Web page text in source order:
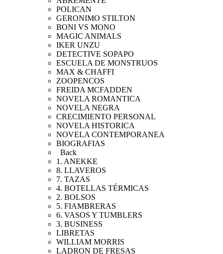
POLICAN
GERONIMO STILTON
BONI VS MONO
MAGIC ANIMALS
IKER UNZU
DETECTIVE SOPAPO
ESCUELA DE MONSTRUOS
MAX & CHAFFI
ZOOPENCOS
FREIDA MCFADDEN
NOVELA ROMANTICA
NOVELA NEGRA
CRECIMIENTO PERSONAL
NOVELA HISTORICA
NOVELA CONTEMPORANEA
BIOGRAFIAS
Back
1. ANEKKE
8. LLAVEROS
7. TAZAS
4. BOTELLAS TÉRMICAS
2. BOLSOS
5. FIAMBRERAS
6. VASOS Y TUMBLERS
3. BUSINESS
LIBRETAS
WILLIAM MORRIS
LADRON DE FRESAS